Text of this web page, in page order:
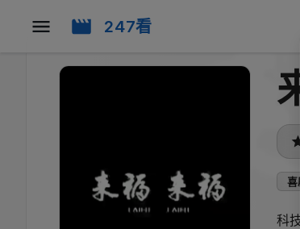
247看
喜
科